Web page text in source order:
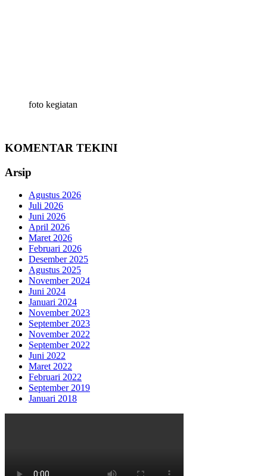
foto kegiatan
KOMENTAR TEKINI
Arsip
Agustus 2026
Juli 2026
Juni 2026
April 2026
Maret 2026
Februari 2026
Desember 2025
Agustus 2025
November 2024
Juni 2024
Januari 2024
November 2023
September 2023
November 2022
September 2022
Juni 2022
Maret 2022
Februari 2022
September 2019
Januari 2018